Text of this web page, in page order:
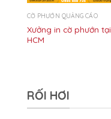
CỜ PHƯỚN QUẢNG CÁO
Xưởng in cờ phướn tại
HCM
RỐI HƠI